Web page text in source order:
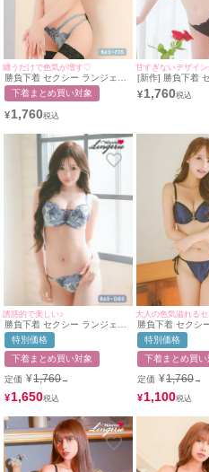
纏うだけで色気が増す♡
勝負下着 セクシー ランジェリ
ー エレガントローズ シアー ブ
ラックレース ワイヤー ブラジ
下着まとめ買い対象
¥1,760
甘すぎないデザイ
[新作] 勝負下着
ジェリー フレア
ク 黒 モールドカ
¥1,760
誘惑的で美しい♪
勝負下着 セクシー ランジェリ
ー レースアップ リーフ 刺繍
レース ワイヤー 脇高 ブラジャ
ー＆ショーツ2点セット
特別価格
下着まとめ買い対象
定価 ¥1,760→
¥1,650
勝負下着 セクシ
ーセクシーサテン
ジップブラジャー
点セット
特別価格
下着まとめ買い
定価 ¥1,760→
¥1,100